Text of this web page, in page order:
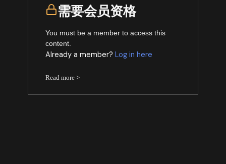
需要会员资格
You must be a member to access this
content.
Already a member?Log in here
Read more >